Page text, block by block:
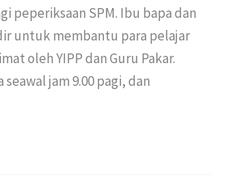
peperiksaan SPM. Ibu bapa dan
untuk membantu para pelajar
oleh YIPP dan Guru Pakar.
jam 9.00 pagi, dan